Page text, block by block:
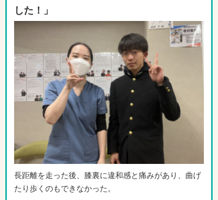
した ！」
長距離を走った後、膝裏に違和感と痛みがあり、曲げ
たり歩くのもできなかった。